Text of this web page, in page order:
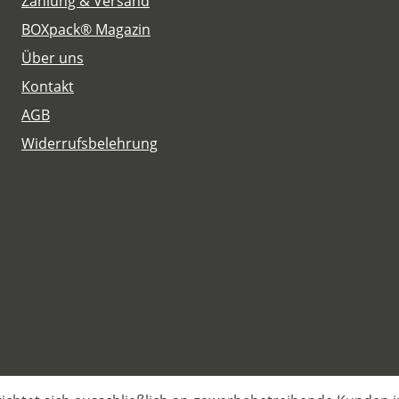
BOXpack® Magazin
Über uns
Kontakt
AGB
Widerrufsbelehrung